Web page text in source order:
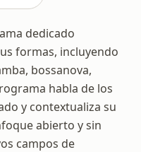
dedicado
formas, incluyendo
bossanova,
habla de los
y contextualiza su
abierto y sin
campos de